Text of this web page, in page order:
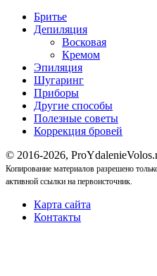
Бритье
Депиляция
Восковая
Кремом
Эпиляция
Шугаринг
Приборы
Другие способы
Полезные советы
Коррекция бровей
© 2016-2026,
Копирование материалов разрешено
активной ссылки на первоисточник.
Карта сайта
Контакты